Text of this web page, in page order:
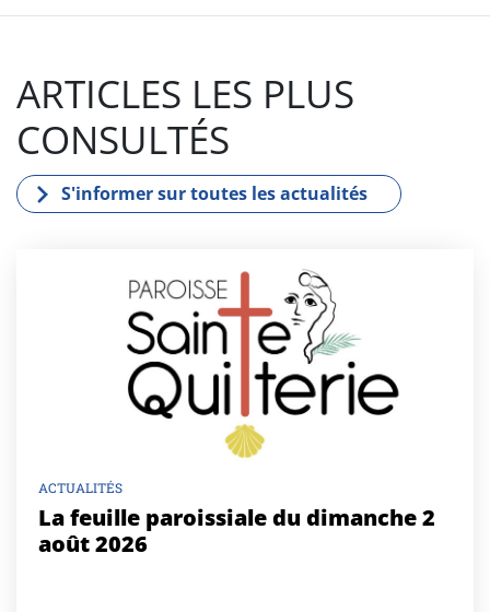
ARTICLES LES PLUS
CONSULTÉS
S'informer sur toutes les actualités
ACTUALITÉS
La feuille paroissiale du dimanche 2
août 2026